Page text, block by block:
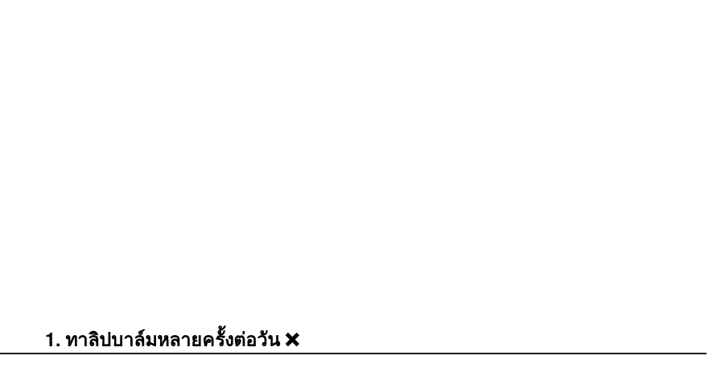
1. ทาลิปบาล์มหลายครั้งต่อวัน ❌